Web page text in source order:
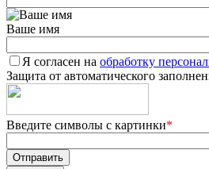
Ваше имя
Я согласен на обработку
Защита от автоматического
Введите символы с картинки*